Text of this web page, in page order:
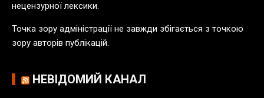
нецензурної лексики.
Точка зору адміністрації не завжди збігається з точкою
зору авторів публікацій.
НЕВІДОМИЙ КАНАЛ